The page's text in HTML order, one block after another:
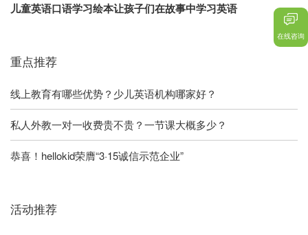
儿童英语口语学习绘本让孩子们在故事中学习英语
重点推荐
线上教育有哪些优势？少儿英语机构哪家好？
私人外教一对一收费贵不贵？一节课大概多少？
恭喜！hellokid荣膺“3·15诚信示范企业”
活动推荐
在线咨询